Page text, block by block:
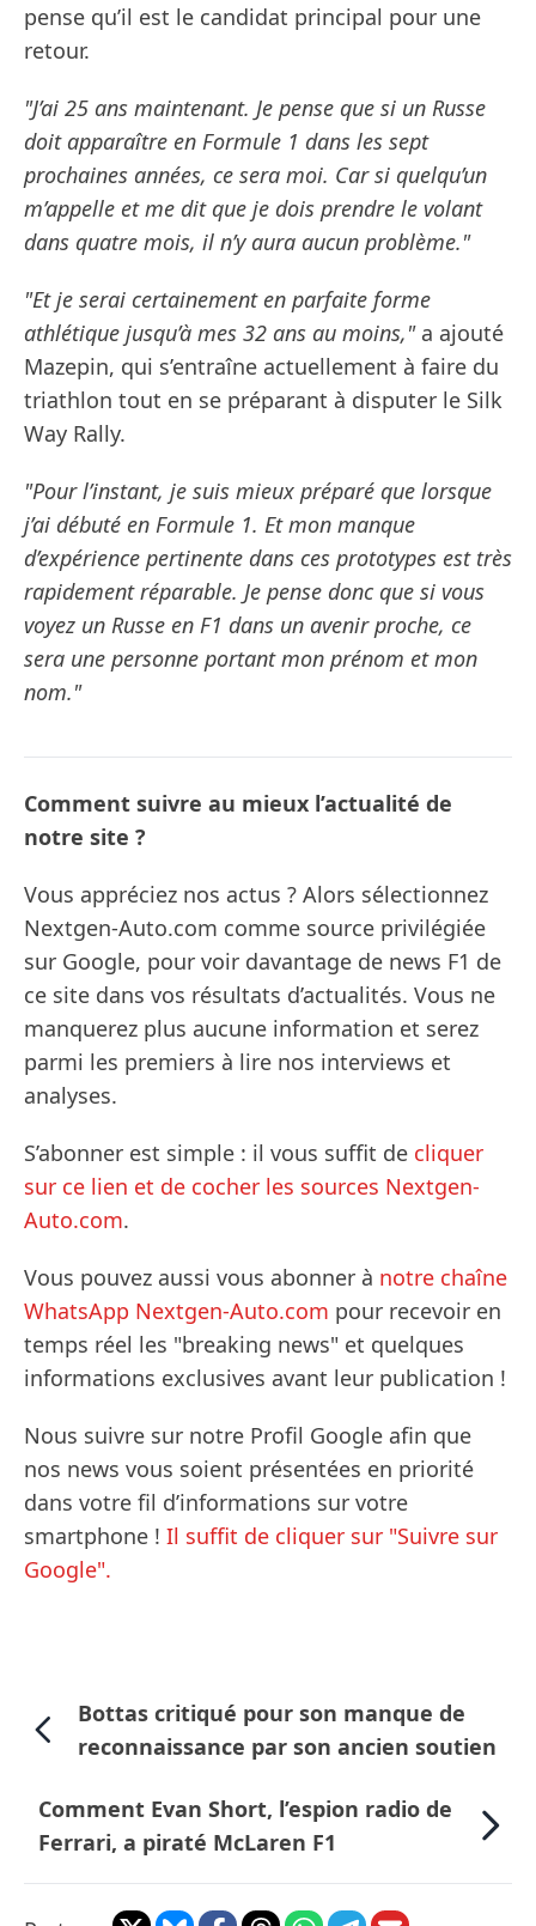
pense qu’il est le candidat principal pour une
retour.
"J’ai 25 ans maintenant. Je pense que si un Russe
doit apparaître en Formule 1 dans les sept
prochaines années, ce sera moi. Car si quelqu’un
m’appelle et me dit que je dois prendre le volant
dans quatre mois, il n’y aura aucun problème."
"Et je serai certainement en parfaite forme
athlétique jusqu’à mes 32 ans au moins,"a ajouté
Mazepin, qui s’entraîne actuellement à faire du
triathlon tout en se préparant à disputer le Silk
Way Rally.
"Pour l’instant, je suis mieux préparé que lorsque
j’ai débuté en Formule 1. Et mon manque
d’expérience pertinente dans ces prototypes est très
rapidement réparable. Je pense donc que si vous
voyez un Russe en F1 dans un avenir proche, ce
sera une personne portant mon prénom et mon
nom."
Comment suivre au mieux l’actualité de
notre site ?
Vous appréciez nos actus ? Alors sélectionnez
Nextgen-Auto.com comme source privilégiée
sur Google, pour voir davantage de news F1 de
ce site dans vos résultats d’actualités. Vous ne
manquerez plus aucune information et serez
parmi les premiers à lire nos interviews et
analyses.
S’abonner est simple : il vous suffit de cliquer
sur ce lien et de cocher les sources Nextgen-
Auto.com.
Vous pouvez aussi vous abonner à notre chaîne
WhatsApp Nextgen-Auto.com pour recevoir en
temps réel les "breaking news" et quelques
informations exclusives avant leur publication !
Nous suivre sur notre Profil Google afin que
nos news vous soient présentées en priorité
dans votre fil d’informations sur votre
smartphone ! Il suffit de cliquer sur "Suivre sur
Google".
Bottas critiqué pour son manque de
reconnaissance par son ancien soutien
Comment Evan Short, l’espion radio de
Ferrari, a piraté McLaren F1